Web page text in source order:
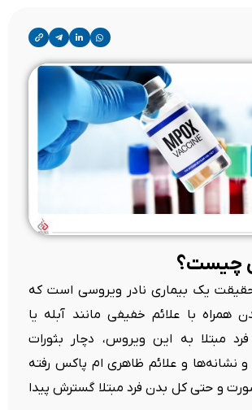
چیست؟
یک بیماری نادر ویروسی است که
همراه با علائم خفیفی مانند آبله یا
فرد مبتلا به این ویروس، دچار بثورات
نشانه‌ها و علائم ظاهری ام پاکس رفته
و حتی کل بدن فرد مبتلا گسترش پیدا